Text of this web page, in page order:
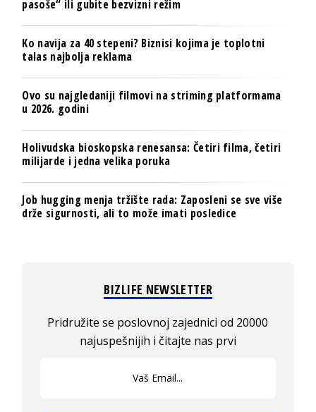
pasoše“ ili gubite bezvizni režim
Ko navija za 40 stepeni? Biznisi kojima je toplotni
talas najbolja reklama
Ovo su najgledaniji filmovi na striming platformama
u 2026. godini
Holivudska bioskopska renesansa: Četiri filma, četiri
milijarde i jedna velika poruka
Job hugging menja tržište rada: Zaposleni se sve više
drže sigurnosti, ali to može imati posledice
BIZLIFE NEWSLETTER
Pridružite se poslovnoj zajednici od 20000
najuspešnijih i čitajte nas prvi